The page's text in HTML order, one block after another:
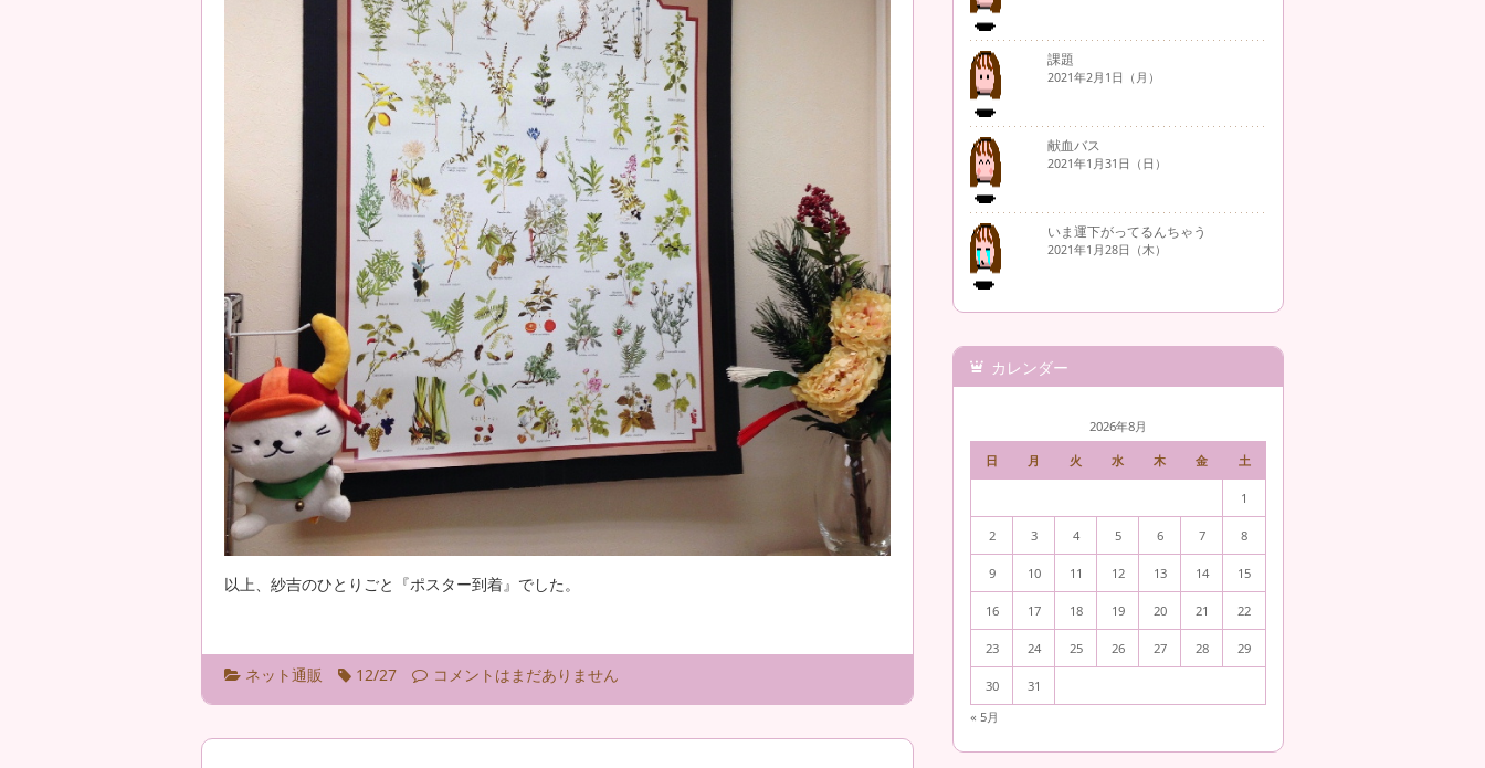
以上、紗吉のひとりごと『ポスター到着』でした。
ネット通販 12/27 コメントはまだありません
課題
2021年2月1日（月）
献血バス
2021年1月31日（日）
いま運下がってるんちゃう
2021年1月28日（木）
カレンダー
2026年8月
日 月 火 水 木 金 土
« 5月
1
2 3 4 5 6 7 8
9 10 11 12 13 14 15
16 17 18 19 20 21 22
23 24 25 26 27 28 29
30 31